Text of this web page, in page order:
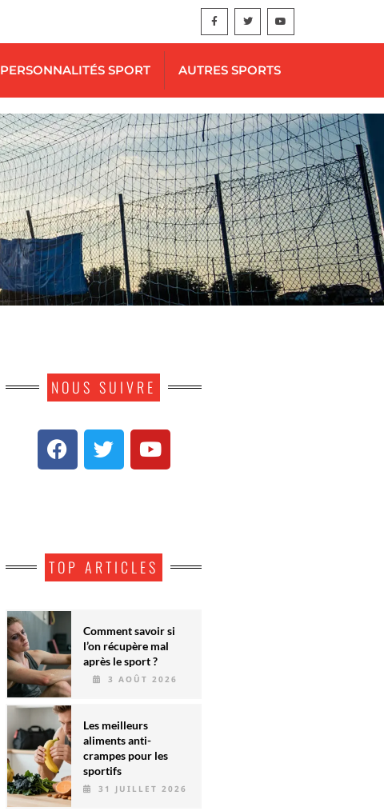
PERSONNALITÉS SPORT AUTRES SPORTS
NOUS SUIVRE
TOP ARTICLES
Comment savoir si
l’on récupère mal
après le sport ?
3 AOÛT 2026
Les meilleurs
aliments anti-
crampes pour les
sportifs
31 JUILLET 2026